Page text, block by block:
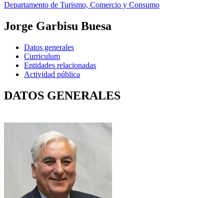
Departamento de Turismo, Comercio y Consumo
Jorge Garbisu Buesa
Datos generales
Curriculum
Entidades relacionadas
Actividad pública
DATOS GENERALES